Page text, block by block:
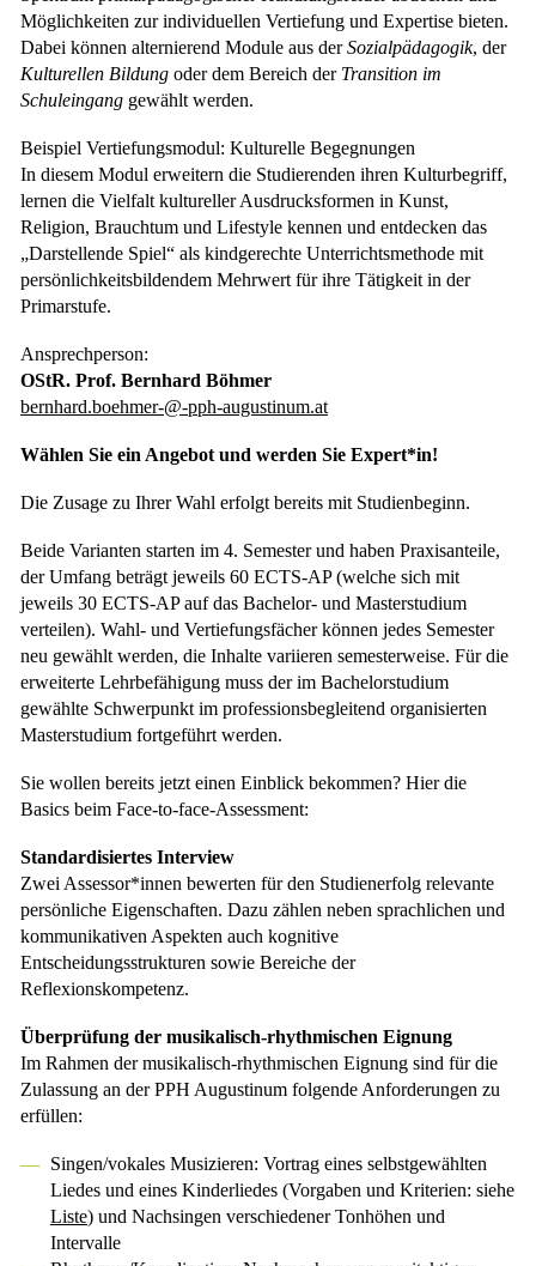
Möglichkeiten zur individuellen Vertiefung und Expertise bieten.
Dabei können alternierend Module aus derSozialpädagogik, der
Kulturellen Bildung oder dem Bereich der Transition im
Schuleingang gewählt werden.
Beispiel Vertiefungsmodul: Kulturelle Begegnungen
In diesem Modul erweitern die Studierenden ihren Kulturbegriff,
lernen die Vielfalt kultureller Ausdrucksformen in Kunst,
Religion, Brauchtum und Lifestyle kennen und entdecken das
„Darstellende Spiel“ als kindgerechte Unterrichtsmethode mit
persönlichkeitsbildendem Mehrwert für ihre Tätigkeit in der
Primarstufe.
Ansprechperson:
OStR. Prof. Bernhard Böhmer
bernhard.boehmer-@-pph-augustinum.at
Wählen Sie ein Angebot und werden Sie Expert*in!
Die Zusage zu Ihrer Wahl erfolgt bereits mit Studienbeginn.
Beide Varianten starten im 4. Semester und haben Praxisanteile,
der Umfang beträgt jeweils 60 ECTS-AP (welche sich mit
jeweils 30 ECTS-AP auf das Bachelor- und Masterstudium
verteilen). Wahl- und Vertiefungsfächer können jedes Semester
neu gewählt werden, die Inhalte variieren semesterweise. Für die
erweiterte Lehrbefähigung muss der im Bachelorstudium
gewählte Schwerpunkt im professionsbegleitend organisierten
Masterstudium fortgeführt werden.
Sie wollen bereits jetzt einen Einblick bekommen? Hier die
Basics beim Face-to-face-Assessment:
Standardisiertes Interview
Zwei Assessor*innen bewerten für den Studienerfolg relevante
persönliche Eigenschaften. Dazu zählen neben sprachlichen und
kommunikativen Aspekten auch kognitive
Entscheidungsstrukturen sowie Bereiche der
Reflexionskompetenz.
Überprüfung der musikalisch-rhythmischen Eignung
Im Rahmen der musikalisch-rhythmischen Eignung sind für die
Zulassung an der PPH Augustinum folgende Anforderungen zu
erfüllen:
Singen/vokales Musizieren: Vortrag eines selbstgewählten
Liedes und eines Kinderliedes (Vorgaben und Kriterien: siehe
Liste) und Nachsingen verschiedener Tonhöhen und
Intervalle